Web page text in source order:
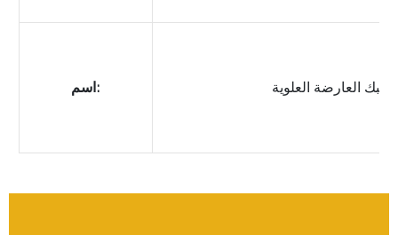
اسم: العارضة العلوية